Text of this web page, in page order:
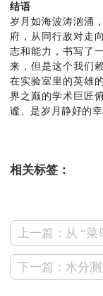
结语
岁月如海波涛汹涌
府，从同行敌对走
志和能力，书写了
来，但是这个我们
在实验室里的英雄
界之巅的学术巨匠
谧、是岁月静好的幸
相关标签：
下一篇：水分